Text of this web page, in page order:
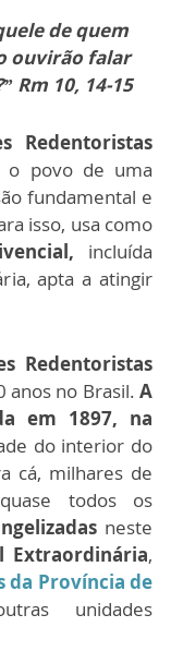
de quem
ouvirão falar
Rm 10, 14-15
Redentoristas
o povo de uma
fundamental e
isso, usa como
incluída
apta a atingir
Redentoristas
anos no Brasil. A
em 1897, na
do interior do
cá, milhares de
todos os
neste
Extraordinária,
da Província de
unidades